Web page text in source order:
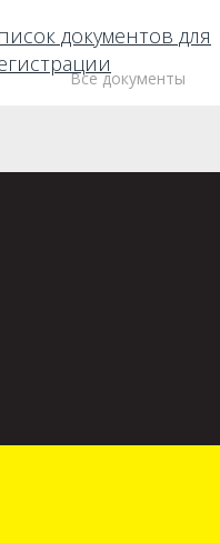
документов для
Все документы